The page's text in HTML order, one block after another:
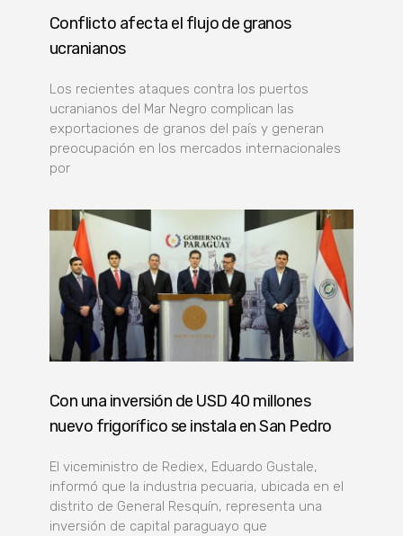
Conflicto afecta el flujo de granos
ucranianos
Los recientes ataques contra los puertos
ucranianos del Mar Negro complican las
exportaciones de granos del país y generan
preocupación en los mercados internacionales
por
Con una inversión de USD 40 millones
nuevo frigorífico se instala en San Pedro
El viceministro de Rediex, Eduardo Gustale,
informó que la industria pecuaria, ubicada en el
distrito de General Resquín, representa una
inversión de capital paraguayo que